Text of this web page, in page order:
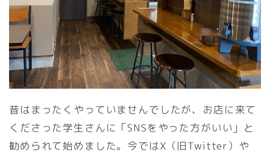
昔はまったくやっていませんでしたが、お店に来て
くださった学生さんに「SNSをやった方がいい」と
勧められて始めました。今ではX（旧Twitter）や